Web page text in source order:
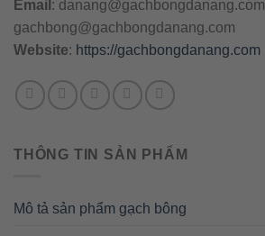
Email : danang@gachbongdanang.com
gachbong@gachbongdanang.com
Website: https://gachbongdanang.com
THÔNG TIN SẢN PHẨM
Mô tả sản phẩm gạch bông